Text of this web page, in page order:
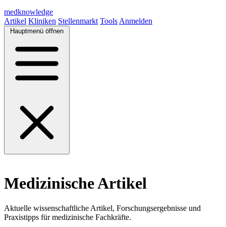
medknowledge
Artikel Kliniken Stellenmarkt Tools Anmelden
Hauptmenü öffnen
Medizinische Artikel
Aktuelle wissenschaftliche Artikel, Forschungsergebnisse und
Praxistipps für medizinische Fachkräfte.